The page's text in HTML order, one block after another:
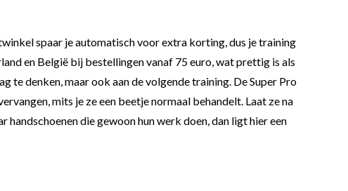
spaar je automatisch voor extra korting, dus je training
en België bij bestellingen vanaf 75 euro, wat prettig is als
te denken, maar ook aan de volgende training. De Super Pro
mits je ze een beetje normaal behandelt. Laat ze na
die gewoon hun werk doen, dan ligt hier een